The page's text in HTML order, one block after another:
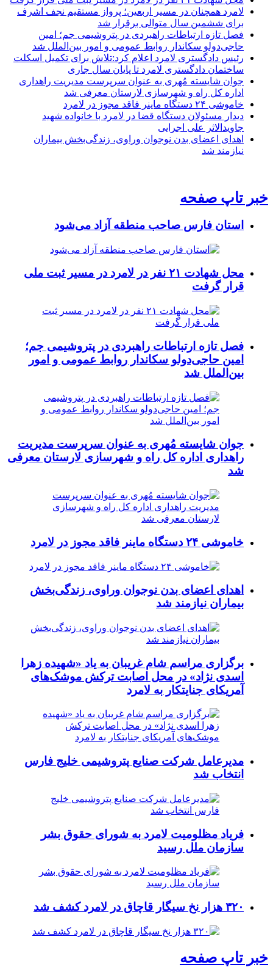
لامرد همچنان در مسیر اربعین؛ پرواز مستقیم نجف اشرف
برای ششمین سال متوالی برقرار شد
فصل تازه ارتباطات راهبردی در پتروشیمی جم؛ امین
حاجی‌دولو سکاندار روابط عمومی و امور بین‌الملل شد
رئیس دادگستری لامرد اعلام کرد:تلاش برای تکمیل اسکلت
ساختمان دادگستری لامرد تا پایان سال جاری
جوان شایسته مُهری به عنوان سرپرست مدیریت راهداری
اداره کل راه و شهرسازی لارستان معرفی شد
خاموشی ۲۴ دستگاه ماینر فاقد مجوز در لامرد
دیدار مسئولان دستگاه قضا در لامرد با خانواده شهید
جاویدالاثر علی اجرایی
اهدای اعضای بدن نوجوان وراوی، زندگی‌بخش بیماران
نیازمند شد
خبر تاپ صفحه
استان فارس صاحب منطقه آزاد می‌شود
محل شهادت ۲۱ نفر در لامرد در مسیر ثبت ملی
قرار گرفت
فصل تازه ارتباطات راهبردی در پتروشیمی جم؛
امین حاجی‌دولو سکاندار روابط عمومی و امور
بین‌الملل شد
جوان شایسته مُهری به عنوان سرپرست مدیریت
راهداری اداره کل راه و شهرسازی لارستان معرفی
شد
خاموشی ۲۴ دستگاه ماینر فاقد مجوز در لامرد
اهدای اعضای بدن نوجوان وراوی، زندگی‌بخش
بیماران نیازمند شد
برگزاری مراسم شام غریبان به یاد «شهیده زهرا
اسدی نژاد» در محل اصابت ترکش موشک‌های
آمریکای جنایتکار به لامرد
مدیرعامل شرکت صنایع پتروشیمی خلیج فارس
انتخاب شد
فریاد مظلومیت لامرد به شورای حقوق بشر
سازمان ملل رسید
۳۲۰ هزار نخ سیگار قاچاق در لامرد کشف شد
خبر تاپ صفحه